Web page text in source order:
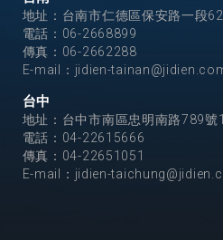
地址：台南市仁德區保安路一段
電話： 06-2668899
傳真：06-2662288
E-mail： jidien-
台中
地址：台中市南區忠明南路789號
電話： 04-22615666
傳真：04-22651051
E-mail： jidien-